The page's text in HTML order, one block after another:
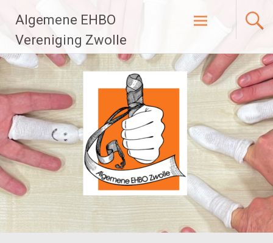
naar
inhoud
Algemene EHBO
Vereniging Zwolle